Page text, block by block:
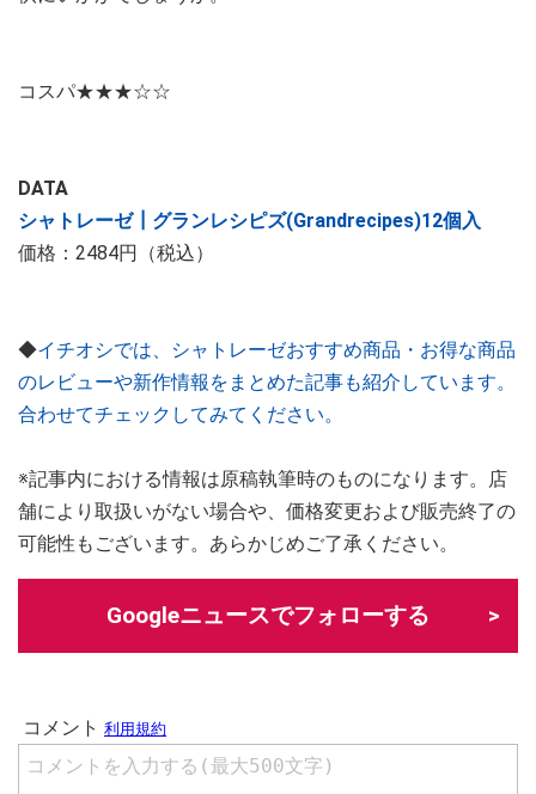
コスパ★★★☆☆
DATA
シャトレーゼ┃グランレシピズ(Grandrecipes)12個入
価格：2484円（税込）
◆イチオシでは、シャトレーゼおすすめ商品・お得な商品
のレビューや新作情報をまとめた記事も紹介しています。
合わせてチェックしてみてください。
※記事内における情報は原稿執筆時のものになります。店
舗により取扱いがない場合や、価格変更および販売終了の
可能性もございます。あらかじめご了承ください。
Googleニュースでフォローする